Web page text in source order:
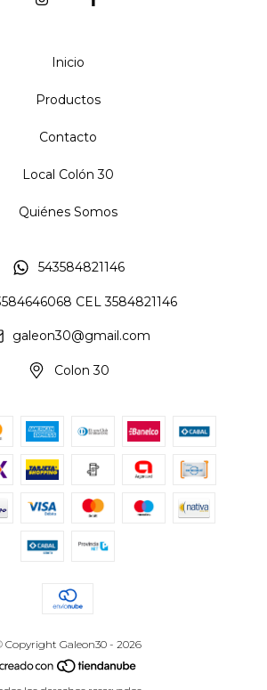
Inicio
Productos
Contacto
Local Colón 30
Quiénes Somos
543584821146
CEL 3584821146
galeon30@gmail.com
Colon 30
Copyright Galeon30 - 2026